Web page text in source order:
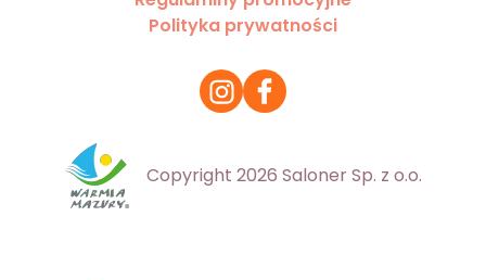
Polityka prywatności
Copyright 2026 Saloner Sp. z o.o.